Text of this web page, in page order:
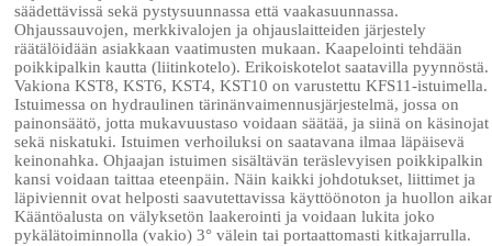
säädettävissä sekä pystysuunnassa että vaakasuunnassa.
Ohjaussauvojen, merkkivalojen ja ohjauslaitteiden järjestely
räätälöidään asiakkaan vaatimusten mukaan. Kaapelointi tehdään
poikkipalkin kautta (liitinkotelo). Erikoiskotelot saatavilla pyynnöstä.
Vakiona KST8, KST6, KST4, KST10 on varustettu KFS11-istuimella.
Istuimessa on hydraulinen tärinänvaimennusjärjestelmä, jossa on
painonsäätö, jotta mukavuustaso voidaan säätää, ja siinä on käsinojat
sekä niskatuki. Istuimen verhoiluksi on saatavana ilmaa läpäisevä
keinonahka. Ohjaajan istuimen sisältävän teräslevyisen poikkipalkin
kansi voidaan taittaa eteenpäin. Näin kaikki johdotukset, liittimet ja
läpiviennit ovat helposti saavutettavissa käyttöönoton ja huollon
Kääntöalusta on välyksetön laakerointi ja voidaan lukita joko
pykälätoiminnolla (vakio) 3° välein tai portaattomasti kitkajarrulla.